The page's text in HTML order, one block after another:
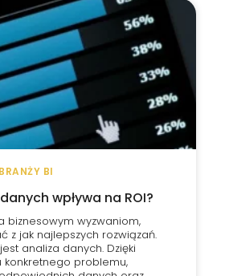
BI
wpływa na ROI?
biznesowym wyzwaniom,
z jak najlepszych rozwiązań.
analiza danych. Dzięki
konkretnego problemu,